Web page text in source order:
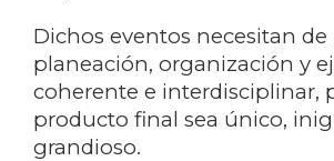
Dichos eventos necesitan de
planeación, organización y
coherente e interdisciplinar,
producto final sea único,
grandioso.